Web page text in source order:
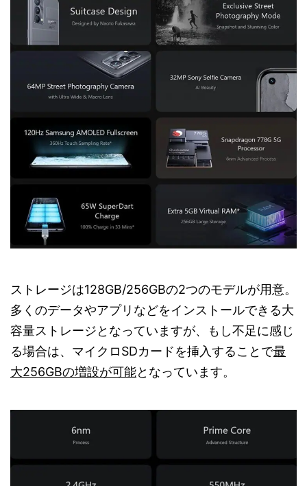
ストレージは128GB/256GBの2つのモデルが用意。
多くのデータやアプリなどをインストールできる大
容量ストレージとなっていますが、もし不足に感じ
る場合は、マイクロSDカードを挿入することで最
大256GBの増設が可能となっています。